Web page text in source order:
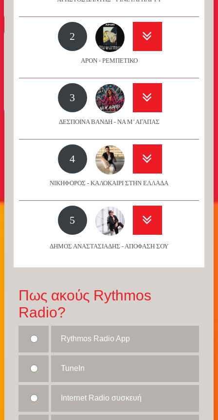
2
APON - ΡΕΜΠΕΤΙΚΟ
3
ΔΕΣΠΟΙΝΑ ΒΑΝΔΗ - ΝΑ Μ’ ΑΓΑΠΑΣ
4
ΝΙΚΗΦΟΡΟΣ - ΚΑΛΟΚΑΙΡΙ ΣΤΗΝ ΕΛΛΑΔΑ
5
ΔΗΜΟΣ ΑΝΑΣΤΑΣΙΑΔΗΣ - ΑΠΟΦΑΣΗ ΣΟΥ
Πως ακούς Rythmos
Radio?
Rythmos Radio App
TuneIn
Internet Radio συσκευή